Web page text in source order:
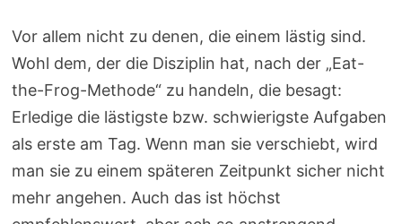
Vor allem nicht zu denen, die einem lästig sind.
Wohl dem, der die Disziplin hat, nach der „Eat-
the-Frog-Methode“ zu handeln, die besagt:
Erledige die lästigste bzw. schwierigste Aufgaben
als erste am Tag. Wenn man sie verschiebt, wird
man sie zu einem späteren Zeitpunkt sicher nicht
mehr angehen. Auch das ist höchst